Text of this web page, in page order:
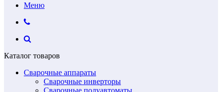
Меню
Каталог товаров
Сварочные аппараты
Сварочные инверторы
Сварочные полуавтоматы